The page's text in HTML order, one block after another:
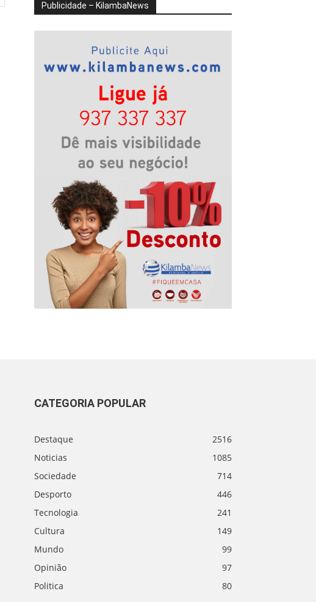
Publicidade – KilambaNews
CATEGORIA POPULAR
Destaque
2516
Noticias
1085
Sociedade
714
Desporto
446
Tecnologia
241
Cultura
149
Mundo
99
Opinião
97
Politica
80